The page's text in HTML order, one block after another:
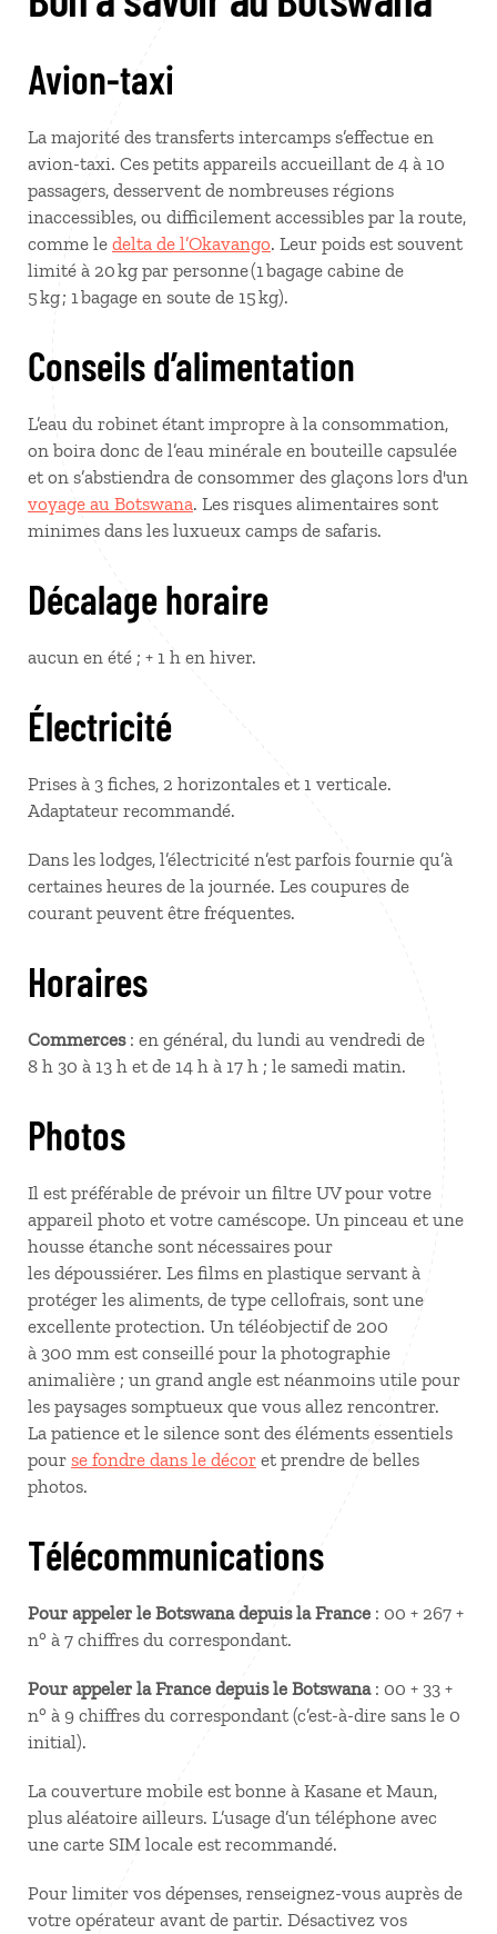
Avion-taxi
La majorité des transferts intercamps s’effectue en
avion-taxi. Ces petits appareils accueillant de 4 à 10
passagers, desservent de nombreuses régions
inaccessibles, ou difficilement accessibles par la route,
comme le delta de l’Okavango. Leur poids est souvent
limité à 20 kg par personne (1 bagage cabine de
5 kg ; 1 bagage en soute de 15 kg).
Conseils d’alimentation
L’eau du robinet étant impropre à la consommation,
on boira donc de l’eau minérale en bouteille capsulée
et on s’abstiendra de consommer des glaçons lors d'un
voyage au Botswana. Les risques alimentaires sont
minimes dans les luxueux camps de safaris.
Décalage horaire
aucun en été ; + 1 h en hiver.
Électricité
Prises à 3 fiches, 2 horizontales et 1 verticale.
Adaptateur recommandé.
Dans les lodges, l’électricité n’est parfois fournie qu’à
certaines heures de la journée. Les coupures de
courant peuvent être fréquentes.
Horaires
Commerces: en général, du lundi au vendredi de
8 h 30 à 13 h et de 14 h à 17 h ; le samedi matin.
Photos
Il est préférable de prévoir un filtre UV pour votre
appareil photo et votre caméscope. Un pinceau et une
housse étanche sont nécessaires pour
les dépoussiérer. Les films en plastique servant à
protéger les aliments, de type cellofrais, sont une
excellente protection. Un téléobjectif de 200
à 300 mm est conseillé pour la photographie
animalière ; un grand angle est néanmoins utile pour
les paysages somptueux que vous allez rencontrer.
La patience et le silence sont des éléments essentiels
pour se fondre dans le décor et prendre de belles
photos.
Télécommunications
Pour appeler le Botswana depuis la France : 00 + 267 +
n° à 7 chiffres du correspondant.
Pour appeler la France depuis le Botswana: 00 + 33 +
n° à 9 chiffres du correspondant (c’est-à-dire sans le 0
initial).
La couverture mobile est bonne à Kasane et Maun,
plus aléatoire ailleurs. L’usage d’un téléphone avec
une carte SIM locale est recommandé.
Pour limiter vos dépenses, renseignez-vous auprès de
votre opérateur avant de partir. Désactivez vos